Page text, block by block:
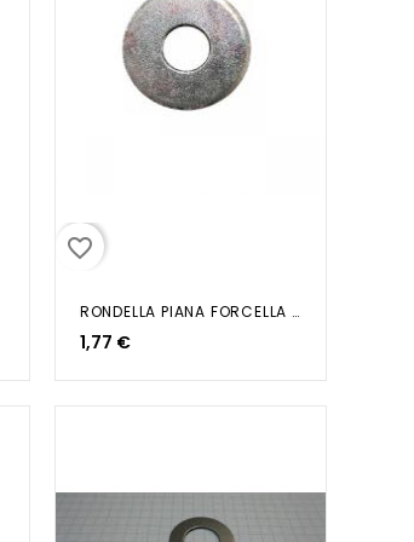
favorite_border
RONDELLA PIANA FORCELLA VESPA PK...
1,77 €